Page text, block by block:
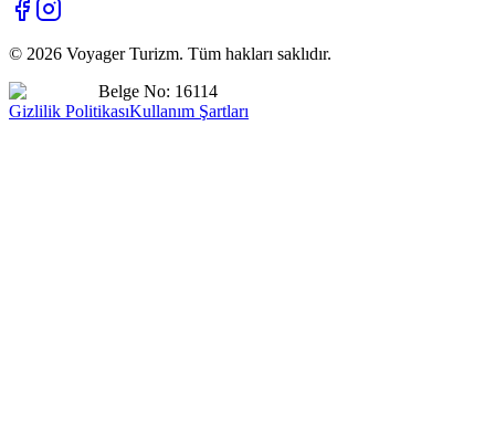
© 2026 Voyager Turizm. Tüm hakları saklıdır.
Belge No: 16114
Gizlilik PolitikasıKullanım Şartları